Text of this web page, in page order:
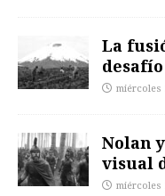
La
miércoles
Nolan
visual
miércoles